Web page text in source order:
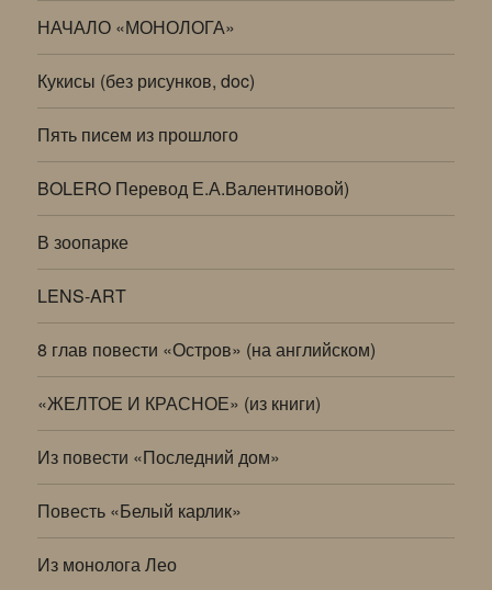
НАЧАЛО «МОНОЛОГА»
Кукисы (без рисунков, doc)
Пять писем из прошлого
BOLERO Перевод Е.А.Валентиновой)
В зоопарке
LENS-ART
8 глав повести «Остров» (на английском)
«ЖЕЛТОЕ И КРАСНОЕ» (из книги)
Из повести «Последний дом»
Повесть «Белый карлик»
Из монолога Лео